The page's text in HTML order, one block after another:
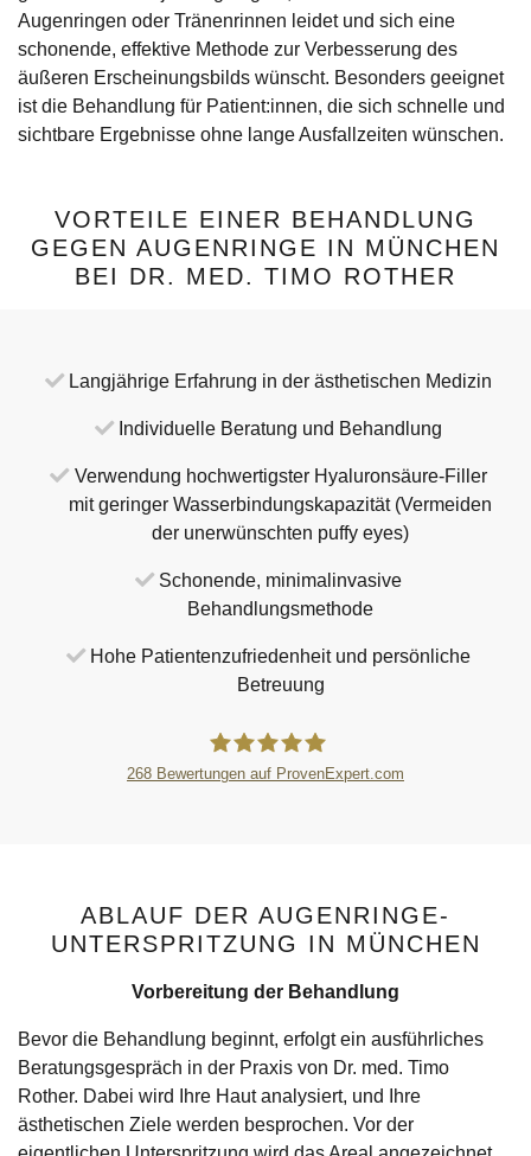
Augenringen oder Tränenrinnen leidet und sich eine
schonende, effektive Methode zur Verbesserung des
äußeren Erscheinungsbilds wünscht. Besonders geeignet
ist die Behandlung für Patient:innen, die sich schnelle und
sichtbare Ergebnisse ohne lange Ausfallzeiten wünschen.
VORTEILE EINER BEHANDLUNG
GEGEN AUGENRINGE IN MÜNCHEN
BEI DR. MED. TIMO ROTHER
Langjährige Erfahrung in der ästhetischen Medizin
Individuelle Beratung und Behandlung
Verwendung hochwertigster Hyaluronsäure-Filler
mit geringer Wasserbindungskapazität (Vermeiden
der unerwünschten puffy eyes)
Schonende, minimalinvasive
Behandlungsmethode
Hohe Patientenzufriedenheit und persönliche
Betreuung
268 Bewertungen auf ProvenExpert.com
ABLAUF DER AUGENRINGE-
UNTERSPRITZUNG IN MÜNCHEN
Vorbereitung der Behandlung
Bevor die Behandlung beginnt, erfolgt ein ausführliches
Beratungsgespräch in der Praxis von Dr. med. Timo
Rother. Dabei wird Ihre Haut analysiert, und Ihre
ästhetischen Ziele werden besprochen. Vor der